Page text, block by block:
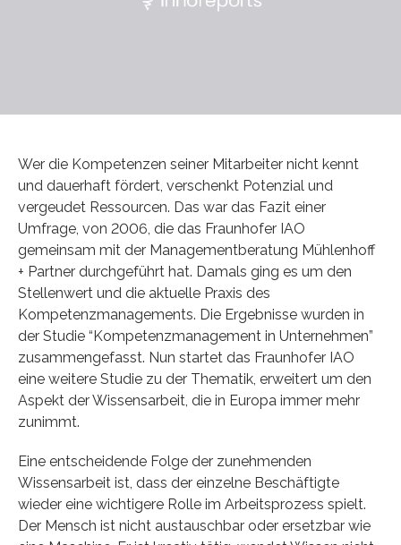
Wer die Kompetenzen seiner Mitarbeiter nicht kennt
und dauerhaft fördert, verschenkt Potenzial und
vergeudet Ressourcen. Das war das Fazit einer
Umfrage, von 2006, die das Fraunhofer IAO
gemeinsam mit der Managementberatung Mühlenhoff
+ Partner durchgeführt hat. Damals ging es um den
Stellenwert und die aktuelle Praxis des
Kompetenzmanagements. Die Ergebnisse wurden in
der Studie “Kompetenzmanagement in Unternehmen”
zusammengefasst. Nun startet das Fraunhofer IAO
eine weitere Studie zu der Thematik, erweitert um den
Aspekt der Wissensarbeit, die in Europa immer mehr
zunimmt.
Eine entscheidende Folge der zunehmenden
Wissensarbeit ist, dass der einzelne Beschäftigte
wieder eine wichtigere Rolle im Arbeitsprozess spielt.
Der Mensch ist nicht austauschbar oder ersetzbar wie